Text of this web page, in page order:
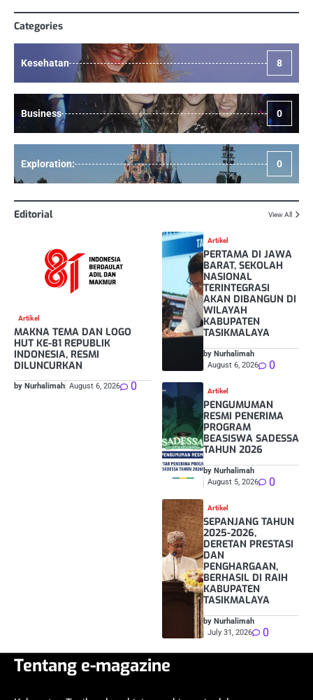
Categories
Kesehatan 8
Business 0
Exploration: 0
Editorial View All
Artikel
MAKNA TEMA DAN LOGO
HUT KE-81 REPUBLIK
INDONESIA, RESMI
DILUNCURKAN
by Nurhalimah August 6, 2026 0
Artikel
PERTAMA DI JAWA
BARAT, SEKOLAH
NASIONAL
TERINTEGRASI
AKAN DIBANGUN DI
WILAYAH
KABUPATEN
TASIKMALAYA
by Nurhalimah
August 6, 2026
0
Artikel
PENGUMUMAN
RESMI PENERIMA
PROGRAM
BEASISWA SADESSA
TAHUN 2026
by Nurhalimah
August 5, 2026
0
Artikel
SEPANJANG TAHUN
2025-2026,
DERETAN PRESTASI
DAN
PENGHARGAAN,
BERHASIL DI RAIH
KABUPATEN
TASIKMALAYA
by Nurhalimah
July 31, 2026
0
Tentang e-magazine